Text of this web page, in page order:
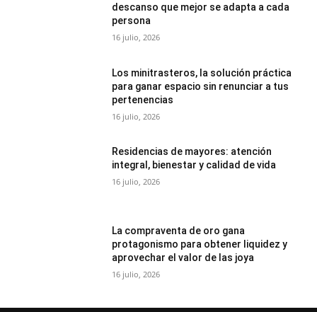
descanso que mejor se adapta a cada
persona
16 julio, 2026
Los minitrasteros, la solución práctica
para ganar espacio sin renunciar a tus
pertenencias
16 julio, 2026
Residencias de mayores: atención
integral, bienestar y calidad de vida
16 julio, 2026
La compraventa de oro gana
protagonismo para obtener liquidez y
aprovechar el valor de las joya
16 julio, 2026